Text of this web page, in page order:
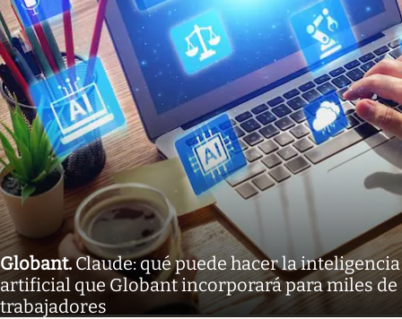
Globant.Claude: qué puede hacer la inteligencia
artificial que Globant incorporará para miles de
trabajadores